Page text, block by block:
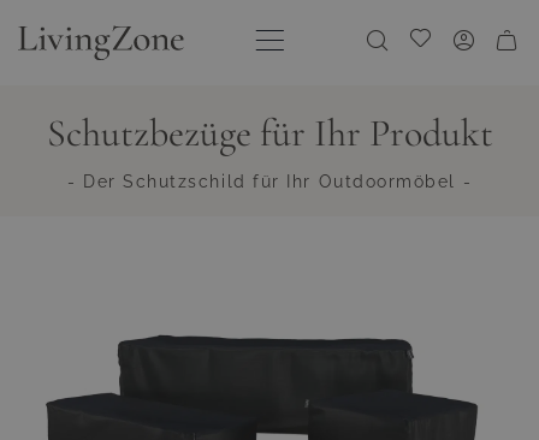
Meine Wunschliste
Schutzbezüge für Ihr Produkt
- Der Schutzschild für Ihr Outdoormöbel -